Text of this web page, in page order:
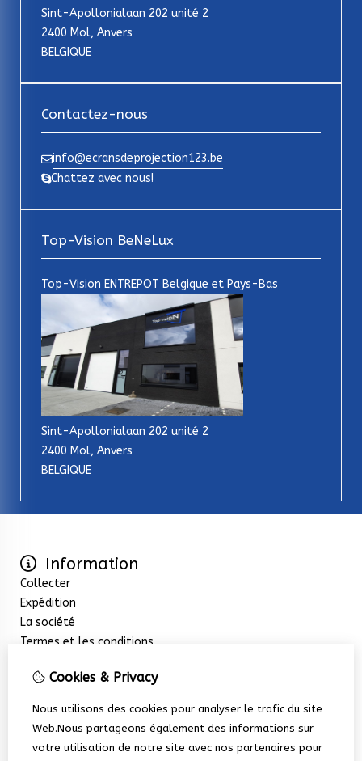
Sint-Apollonialaan 202 unité 2
2400 Mol, Anvers
BELGIQUE
Contactez-nous
info@ecransdeprojection123.be
Chattez avec nous!
Top-Vision BeNeLux
Top-Vision ENTREPOT Belgique et Pays-Bas
Sint-Apollonialaan 202 unité 2
2400 Mol, Anvers
BELGIQUE
Information
Collecter
Expédition
La société
Termes et les conditions
Promotions
Service client
Retour de marchandise
Cookies & Privacy
Nous utilisons des cookies pour analyser le trafic du site
Web.Nous partageons également des informations sur
votre utilisation de notre site avec nos partenaires pour